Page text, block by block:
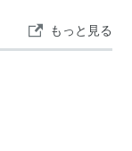
せずに、周り
動くので…
もっと見る